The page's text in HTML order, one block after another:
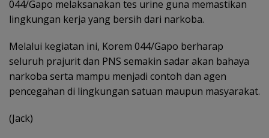
044/Gapo melaksanakan tes urine guna memastikan
lingkungan kerja yang bersih dari narkoba.
Melalui kegiatan ini, Korem 044/Gapo berharap
seluruh prajurit dan PNS semakin sadar akan bahaya
narkoba serta mampu menjadi contoh dan agen
pencegahan di lingkungan satuan maupun masyarakat.
(Jack)